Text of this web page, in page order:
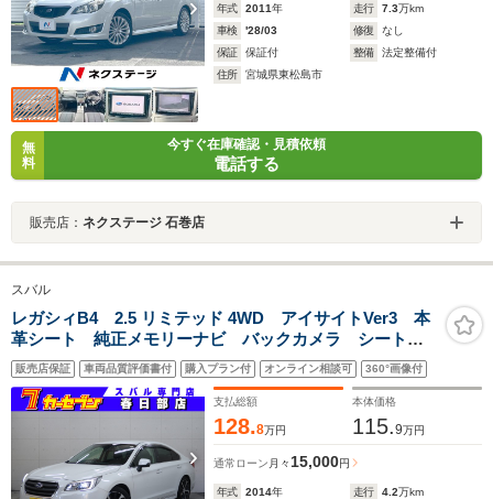
年式 2011年 走行 7.3万km
車検
'28/03 修復
なし
保証
保証付 整備
法定整備付
住所
宮城県東松島市
無
料
今すぐ在庫確認・見積依頼
電話する
販売店： ネクステージ 石巻店
スバル
レガシィB4 2.5 リミテッド 4WD アイサイトVer3 本
革シート 純正メモリーナビ バックカメラ シートヒ
ーター スマートキー ETC Bluetoothオーディオ フ
ルセグTV 純正18インチアルミ アダプティブクルー
ズコントロール
販売店保証 車両品質評価書付 購入プラン付 オンライン相談可 360°画像付
支払総額
128.8万円
本体価格
115.9万円
通常ローン 月々 15,000円
年式 2014年 走行 4.2万km